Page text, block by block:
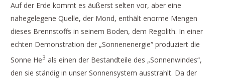
Auf der Erde kommt es äußerst selten vor, aber eine
nahegelegene Quelle, der Mond, enthält enorme Mengen
dieses Brennstoffs in seinem Boden, dem Regolith. In einer
echten Demonstration der „Sonnenenergie“ produziert die
Sonne He3 als einen der Bestandteile des „Sonnenwindes“,
den sie ständig in unser Sonnensystem ausstrahlt. Da der